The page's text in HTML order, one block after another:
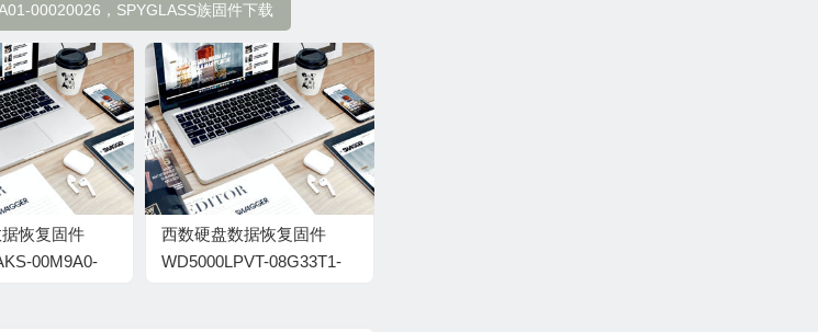
00020026，SPYGLASS族固件下载
恢复固件
00M9A0-
西数硬盘数据恢复固件
WD5000LPVT-08G33T1-